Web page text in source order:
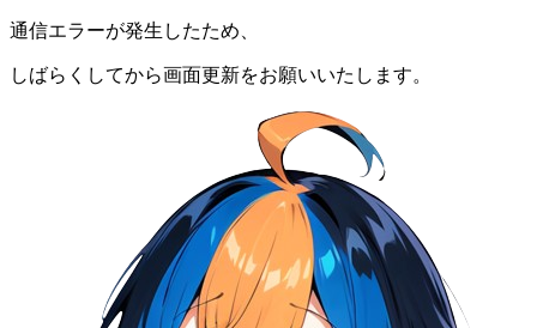
通信エラーが発生したため、
しばらくしてから画面更新をお願いいたします。